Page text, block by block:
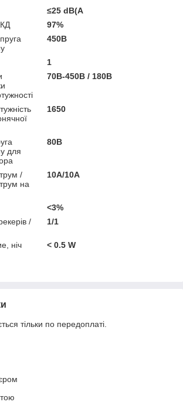
≤25 dB(A
97%
450В
1
70В-450В / 180В
1650
для
80В
/
на
10А/10А
<3%
/
1/1
ніч < 0.5 W
тільки по передоплаті.